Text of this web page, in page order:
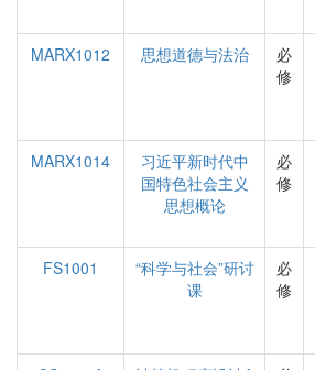
MARX1012
思想道德与法治
必
修
MARX1014
习近平新时代中
国特色社会主义
思想概论
必
修
FS1001
“科学与社会”研讨
课
必
修